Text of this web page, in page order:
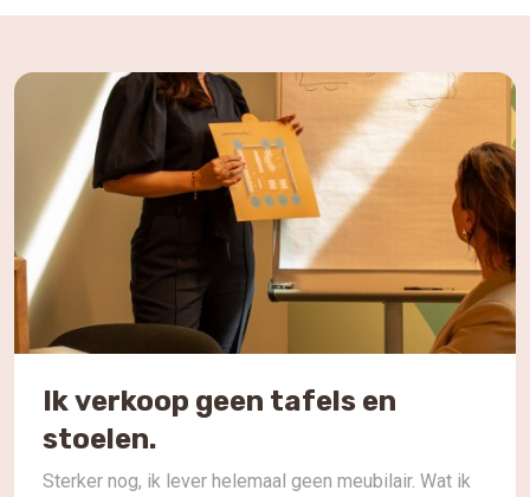
Ik verkoop geen tafels en
stoelen.
Sterker nog, ik lever helemaal geen meubilair. Wat ik